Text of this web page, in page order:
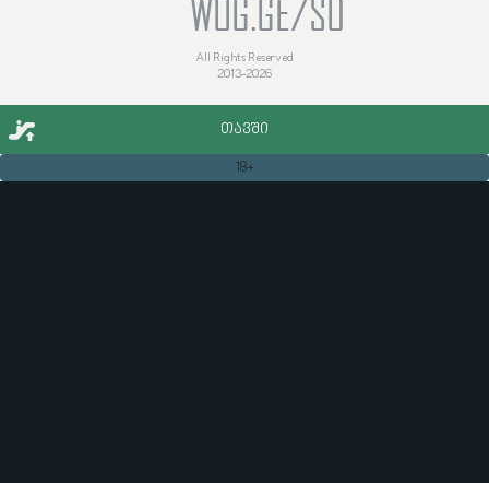
WOG.GE/SU
All Rights Reserved
2013-2026
ᲗᲐᲕᲨᲘ
18+